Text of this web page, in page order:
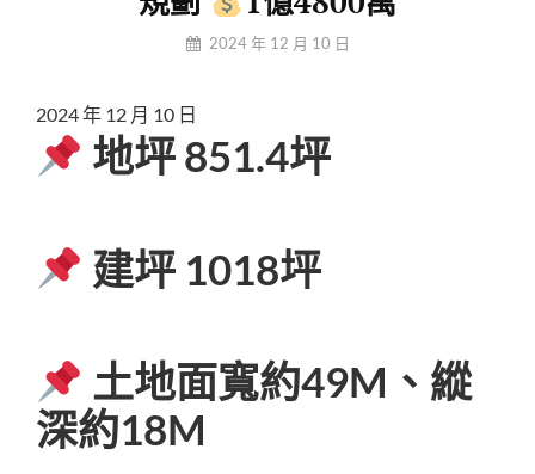
By
小
編
2024 年 12 月 10 日
2024 年 12 月 10 日
地坪 851.4坪
建坪 1018坪
土地面寬約49M、縱
深約18M